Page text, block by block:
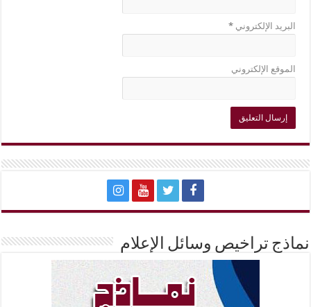
البريد الإلكتروني*
الموقع الإلكتروني
نماذج تراخيص وسائل الإعلام